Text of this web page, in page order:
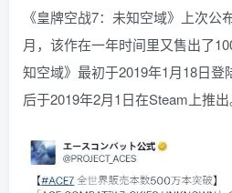
《皇牌空战7：未知空域》上次公
月，该作在一年时间里又售出了
知空域》最初于2019年1月18日登
后于2019年2月1日在Steam上推出